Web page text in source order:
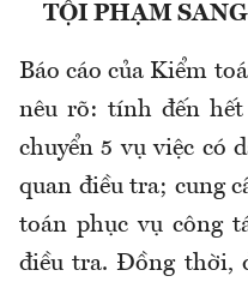
TỘI PHẠM
Báo cáo của Kiểm
nêu rõ: tính đến
chuyển 5 vụ việc có
quan điều tra; cung
toán phục vụ công
điều tra. Đồng thời,